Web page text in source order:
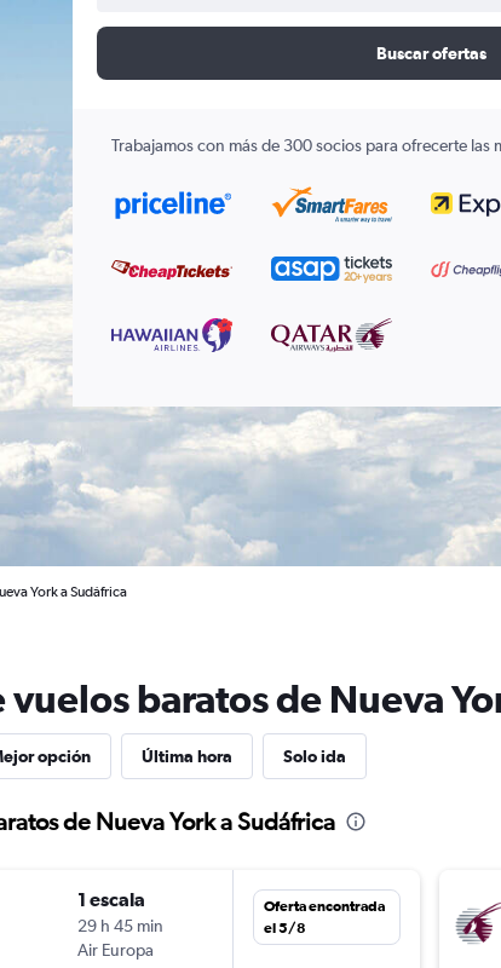
Buscar ofertas
Trabajamos con más de 300 socios para ofrecerte las
York a Sudáfrica
vuelos baratos de Nueva
opción Última hora Solo ida
de Nueva York a Sudáfrica
1 escala
29 h 45 min
Air Europa
Oferta encontrada
el 5/8